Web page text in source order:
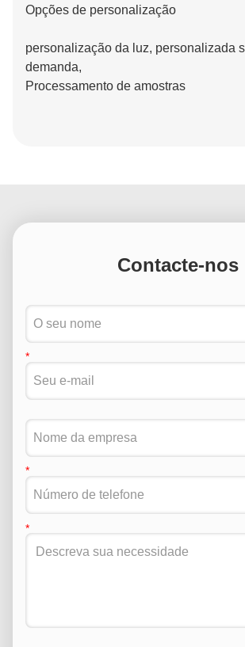
Opções de personalização
personalização da luz, personalizada
demanda,
Processamento de amostras
Contacte-nos